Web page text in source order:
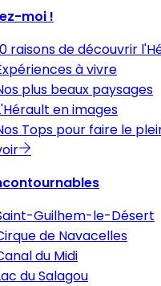
moi !
raisons de découvrir
à vivre
plus beaux paysages
en images
Tops pour faire le
Guilhem-le-Désert
de Navacelles
du Midi
du Salagou